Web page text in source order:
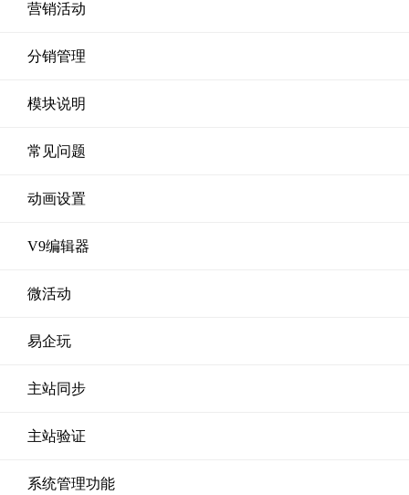
营销活动
分销管理
模块说明
常见问题
动画设置
V9编辑器
微活动
易企玩
主站同步
主站验证
系统管理功能